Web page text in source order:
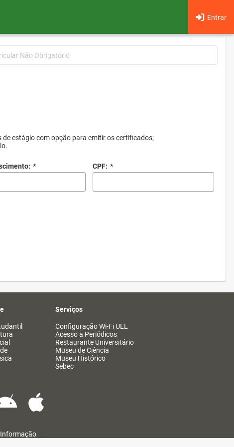
Entrar
Não Obrigatório
estágio com opção para emitir os certificados;
* CPF: *
Serviços
Configuração Wi-Fi UEL
Acesso a Periódicos
Restaurante Universitário
Museu de Ciência
Museu Histórico
Sebec